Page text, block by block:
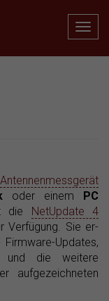
Antennenmessgerät
oder einem PC
die NetUpdate 4
Verfügung. Sie er­
Updates,
und die weitere
aufgezeichneten